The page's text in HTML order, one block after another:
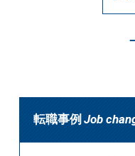
転職事例 Job